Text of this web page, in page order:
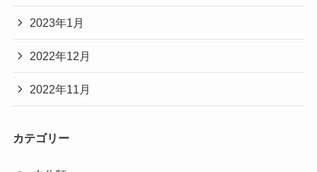
2023年1月
2022年12月
2022年11月
カテゴリー